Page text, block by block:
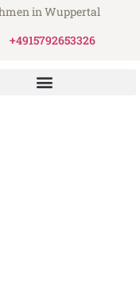
in Wuppertal
+4915792653326